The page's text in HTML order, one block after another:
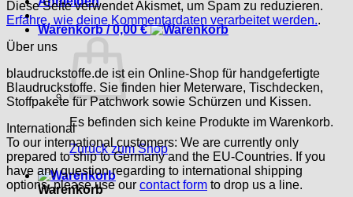
Warenkorb /0,00€
Es befinden sich keine Produkte im Warenkorb.
Zurück zum Shop
Warenkorb
Diese Seite verwendet Akismet, um Spam zu reduzieren.
Erfahre, wie deine Kommentardaten verarbeitet werden..
Über uns
blaudruckstoffe.de ist ein Online-Shop für handgefertigte
Blaudruckstoffe. Sie finden hier Meterware, Tischdecken,
Stoffpakete für Patchwork sowie Schürzen und Kissen.
International
To our international customers: We are currently only
prepared to ship to Germany and the EU-Countries. If you
have any question regarding to international shipping
options, please use our contact form to drop us a line.